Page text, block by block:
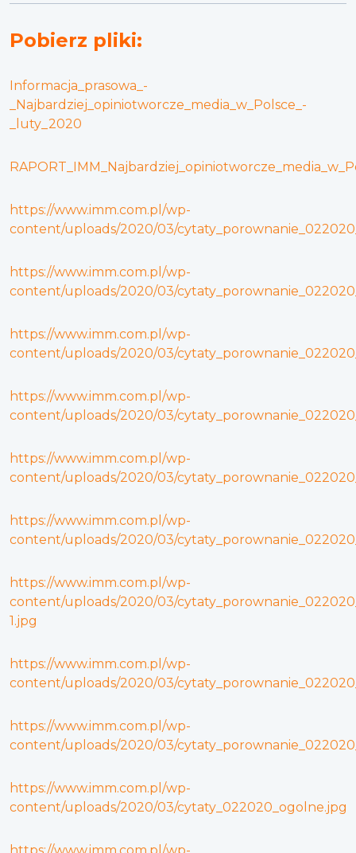
Pobierz pliki:
Informacja_prasowa_-
_Najbardziej_opiniotworcze_media_w_Polsce_-
_luty_2020
https://www.imm.com.pl/wp-
content/uploads/2020/03/
https://www.imm.com.pl/wp-
content/uploads/2020/03/
https://www.imm.com.pl/wp-
content/uploads/2020/03/
https://www.imm.com.pl/wp-
content/uploads/2020/03/
https://www.imm.com.pl/wp-
content/uploads/2020/03/
https://www.imm.com.pl/wp-
content/uploads/2020/03/
https://www.imm.com.pl/wp-
content/uploads/2020/03/
1.jpg
https://www.imm.com.pl/wp-
content/uploads/2020/03/
https://www.imm.com.pl/wp-
content/uploads/2020/03/
https://www.imm.com.pl/wp-
content/uploads/2020/03/cytaty_022020_ogolne.jpg